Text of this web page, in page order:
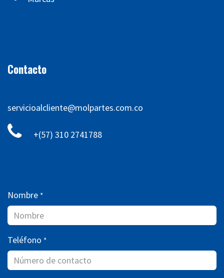
Contacto
servicioalcliente@molpartes.com.co
+(57) 310 2741788
Nombre *
Teléfono *